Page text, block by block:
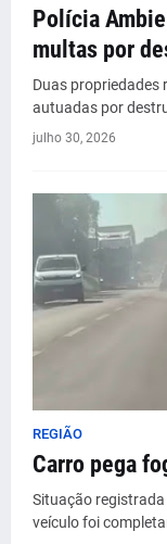
Polícia
multas por
Duas propriedades
autuadas por
julho 30, 2026
REGIÃO
Carro pega
Situação
veículo foi